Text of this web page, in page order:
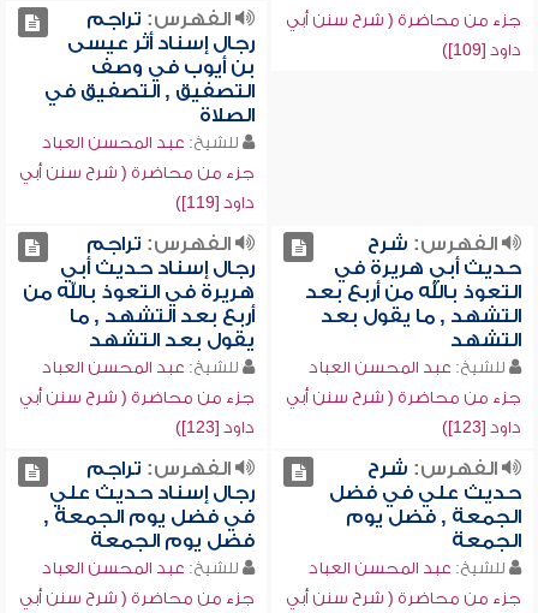
جزء من محاضرة ( شرح سنن أبي
داود [109])
الفهرس: تراجم
رجال إسناد أثر عيسى
بن أيوب في وصف
التصفيق , التصفيق في
الصلاة
للشيخ: عبد المحسن العباد
جزء من محاضرة ( شرح سنن أبي
داود [119])
الفهرس: شرح
حديث أبي هريرة في
التعوذ بالله من أربع بعد
التشهد , ما يقول بعد
التشهد
للشيخ: عبد المحسن العباد
جزء من محاضرة ( شرح سنن أبي
داود [123])
الفهرس: تراجم
رجال إسناد حديث أبي
هريرة في التعوذ بالله من
أربع بعد التشهد , ما
يقول بعد التشهد
للشيخ: عبد المحسن العباد
جزء من محاضرة ( شرح سنن أبي
داود [123])
الفهرس: شرح
حديث علي في فضل
الجمعة , فضل يوم
الجمعة
للشيخ: عبد المحسن العباد
جزء من محاضرة ( شرح سنن أبي
الفهرس: تراجم
رجال إسناد حديث علي
في فضل يوم الجمعة ,
فضل يوم الجمعة
للشيخ: عبد المحسن العباد
جزء من محاضرة ( شرح سنن أبي